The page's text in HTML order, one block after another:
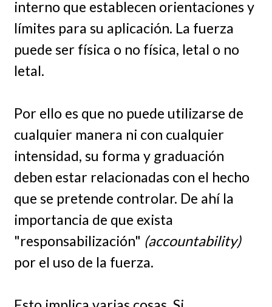
interno que establecen orientaciones y
límites para su aplicación. La fuerza
puede ser física o no física, letal o no
letal.
Por ello es que no puede utilizarse de
cualquier manera ni con cualquier
intensidad, su forma y graduación
deben estar relacionadas con el hecho
que se pretende controlar. De ahí la
importancia de que exista
"responsabilización" (accountability)
por el uso de la fuerza.